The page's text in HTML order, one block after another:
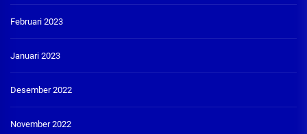
Februari 2023
Januari 2023
Desember 2022
November 2022